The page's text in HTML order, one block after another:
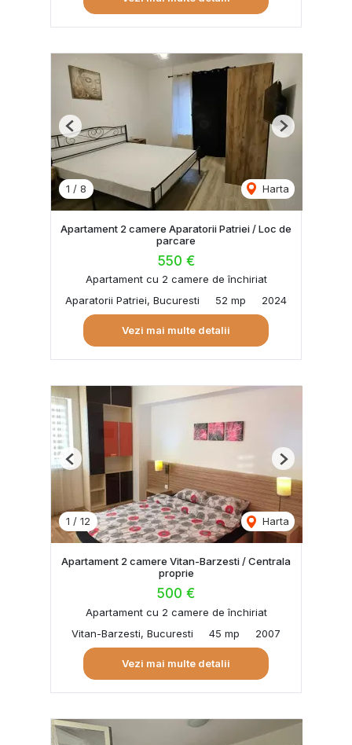
1 / 8 Harta
Previous Next
Apartament 2 camere Aparatorii Patriei / Loc de
parcare
550 €
Apartament cu 2 camere de închiriat
Aparatorii Patriei, Bucuresti
52 mp 2024
Vezi mai multe detalii
1 / 12 Harta
Previous Next
Apartament 2 camere Vitan-Barzesti / Centrala
proprie
500 €
Apartament cu 2 camere de închiriat
Vitan-Barzesti, Bucuresti
45 mp 2007
Vezi mai multe detalii